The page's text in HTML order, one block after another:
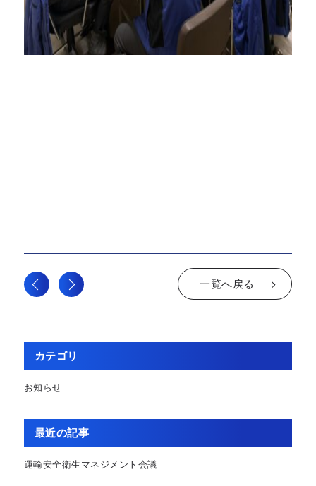
一覧へ戻る
カテゴリ
お知らせ
最近の記事
運輸安全衛生マネジメント会議